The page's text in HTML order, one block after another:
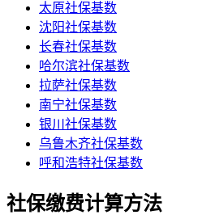
太原社保基数
沈阳社保基数
长春社保基数
哈尔滨社保基数
拉萨社保基数
南宁社保基数
银川社保基数
乌鲁木齐社保基数
呼和浩特社保基数
社保缴费计算方法